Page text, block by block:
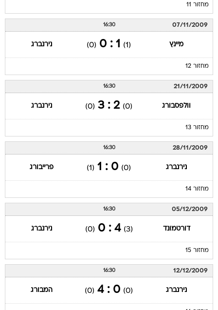
מחזור 11
07/11/2009
16:30
מיינץ (1)
1 : 0
(0) נירנברג
מחזור 12
21/11/2009
16:30
וולפסבורג (0)
2 : 3
(0) נירנברג
מחזור 13
28/11/2009
16:30
נירנברג (0)
0 : 1
(1) פרייבורג
מחזור 14
05/12/2009
16:30
דורטמונד (3)
4 : 0
(0) נירנברג
מחזור 15
12/12/2009
16:30
נירנברג (0)
0 : 4
(0) המבורג